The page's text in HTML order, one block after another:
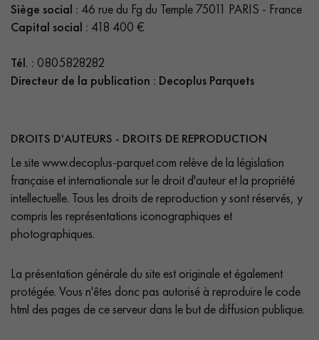
PARQUET HUILÉ
PARQUET VIEILLI
ACCESSOIRES PARQUET
D'INTÉRIEUR
Nos conseillers sont disponibles au
0805 82 82 82
Siège social : 46 rue du Fg du Temple 75011 PARIS - France
Capital social : 418 400 €
Tél. : 0805828282
Directeur de la publication : Decoplus Parquets
DROITS D'AUTEURS - DROITS DE REPRODUCTION
Le site www.decoplus-parquet.com relève de la législation
française et internationale sur le droit d'auteur et la propriété
intellectuelle. Tous les droits de reproduction y sont réservés, y
compris les représentations iconographiques et
photographiques.
La présentation générale du site est originale et également
protégée. Vous n'êtes donc pas autorisé à reproduire le code
html des pages de ce serveur dans le but de diffusion publique.